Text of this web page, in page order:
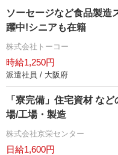
ソーセージなど食品製造
躍中!シニアも在籍
株式会社トーコー
時給1,250円
派遣社員 / 大阪府
「寮完備」住宅資材 な
場/工場・製造
株式会社京栄センター
日給1,600円